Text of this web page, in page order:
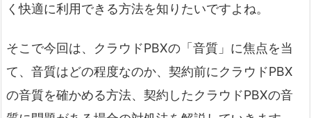
く快適に利用できる方法を知りたいですよね。
そこで今回は、クラウドPBXの「音質」に焦点を当
て、音質はどの程度なのか、契約前にクラウドPBX
の音質を確かめる方法、契約したクラウドPBXの音